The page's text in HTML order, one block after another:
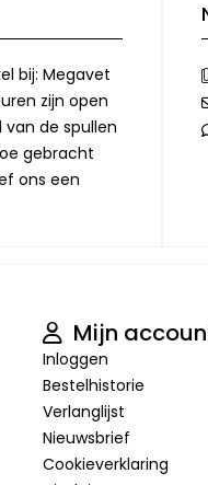
bij: Megavet
zijn open
van de spullen
gebracht
ons een
Mijn
Inloggen
Bestelhistorie
Verlanglijst
Nieuwsbrief
Cookieverklaring